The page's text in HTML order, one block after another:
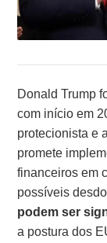
Donald Trump
com início em
protecionista e
promete
financeiros em
possíveis
podem ser
a postura dos